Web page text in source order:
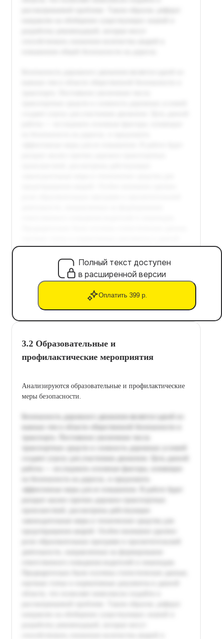
Полный текст доступен
в расширенной версии
Оплатить 399 р.
3.2 Образовательные и
профилактические мероприятия
Анализируются образовательные и профилактические
меры безопасности.